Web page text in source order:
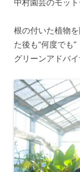
根の付いた植物
た後も“何度でも”
グリーンアドバ